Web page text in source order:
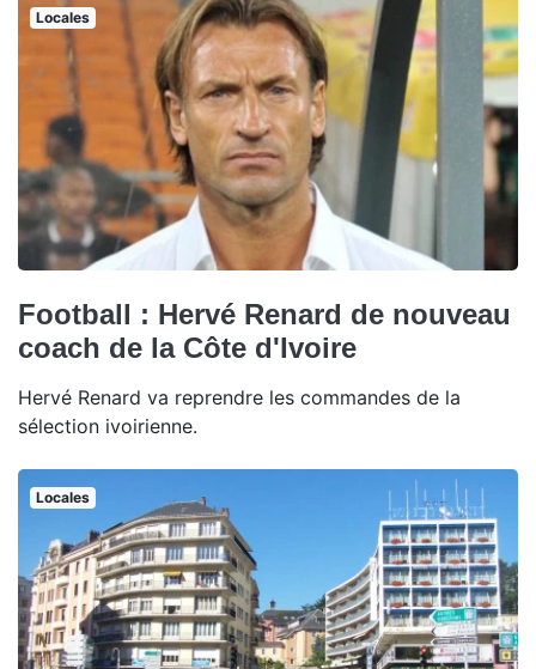
Locales
Football : Hervé Renard de nouveau
coach de la Côte d'Ivoire
Hervé Renard va reprendre les commandes de la
sélection ivoirienne.
Locales